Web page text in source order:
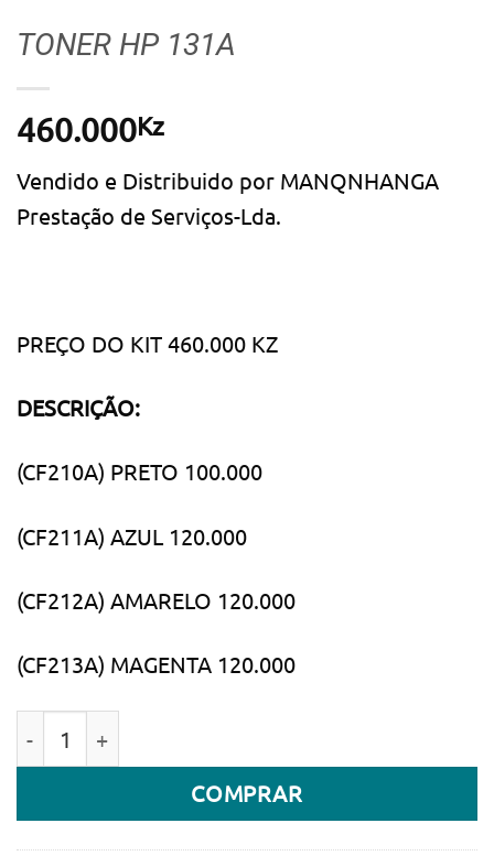
TONER HP 131A
460.000Kz
Vendido e Distribuido por MANQNHANGA
Prestação de Serviços-Lda.
PREÇO DO KIT 460.000 KZ
DESCRIÇÃO:
(CF210A) PRETO 100.000
(CF211A) AZUL 120.000
(CF212A) AMARELO 120.000
(CF213A) MAGENTA 120.000
COMPRAR